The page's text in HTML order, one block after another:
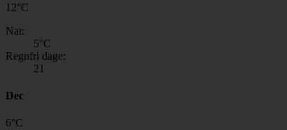
12°C
Nat:
5°C
Regnfri dage:
21
Dec
6°C